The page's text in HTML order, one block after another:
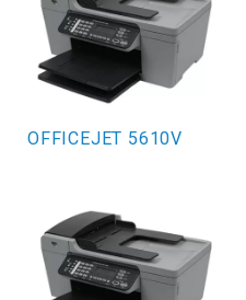
OFFICEJET 5610V